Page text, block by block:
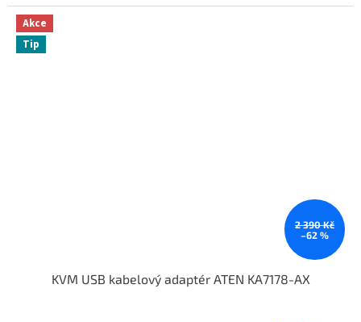
Akce
Tip
2 390 Kč
–62 %
KVM USB kabelový adaptér ATEN KA7178-AX